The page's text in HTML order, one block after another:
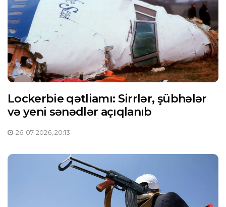
Lockerbie qətliamı: Sirrlər, şübhələr
və yeni sənədlər açıqlanıb
26-07-2026, 20:13